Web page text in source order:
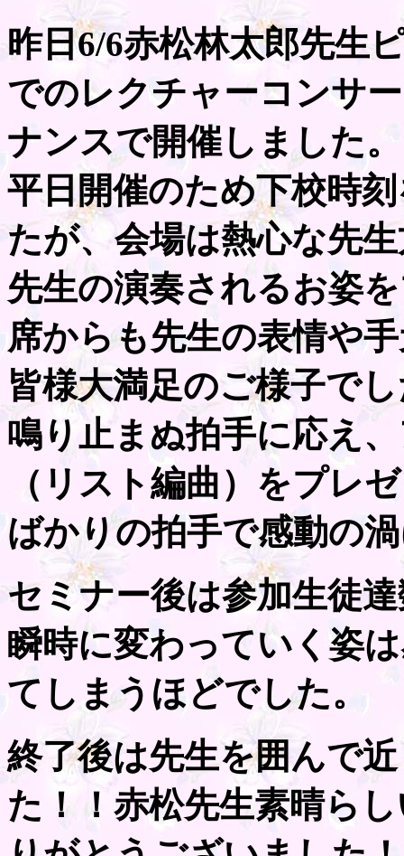
昨日6/6赤松林太郎先生
でのレクチャーコンサ
ナンスで開催しました。
平日開催のため下校時
たが、会場は熱心な先
先生の演奏されるお姿
席からも先生の表情や
皆様大満足のご様子で
鳴り止まぬ拍手に応え
（リスト編曲）をプレ
ばかりの拍手で感動の
セミナー後は参加生徒
瞬時に変わっていく姿
てしまうほどでした。
終了後は先生を囲んで
た！！赤松先生素晴ら